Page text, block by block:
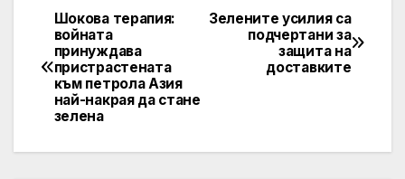
Post
navigation
Зелените усилия са
подчертани за
защита на
доставките
Шокова терапия:
войната
принуждава
пристрастената
към петрола Азия
най-накрая да стане
зелена